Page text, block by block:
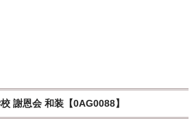
謝恩会 和装【0AG0088】